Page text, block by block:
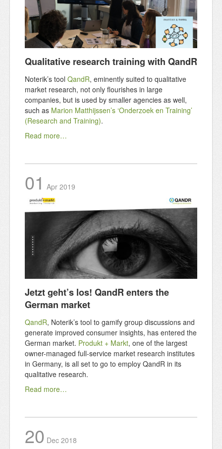
Qualitative research training with QandR
Noterik’s tool QandR, eminently suited to qualitative
market research, not only flourishes in large
companies, but is used by smaller agencies as well,
such as Marion Matthijssen’s ‘Onderzoek en Training’
(Research and Training).
Read more…
01 Apr 2019
Jetzt geht’s los! QandR enters the
German market
QandR, Noterik’s tool to gamify group discussions and
generate improved consumer insights, has entered the
German market. Produkt + Markt, one of the largest
owner-managed full-service market research institutes
in Germany, is all set to go to employ QandR in its
qualitative research.
Read more…
20 Dec 2018